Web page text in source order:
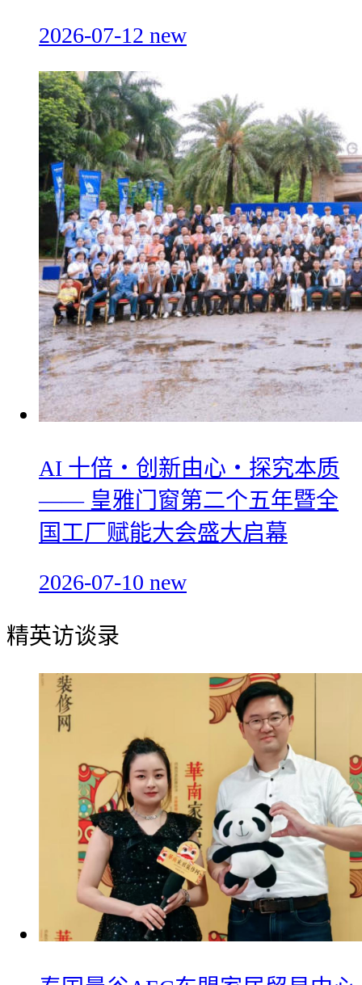
2026-07-12 new
AI 十倍・创新由心・探究本质
—— 皇雅门窗第二个五年暨全
国工厂赋能大会盛大启幕
2026-07-10 new
精英访谈录